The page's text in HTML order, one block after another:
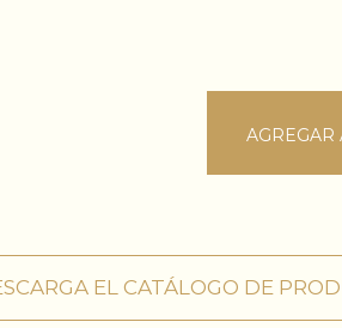
Colores – Pan de Imitación cantidad
AGREGAR
EL CATÁLOGO DE